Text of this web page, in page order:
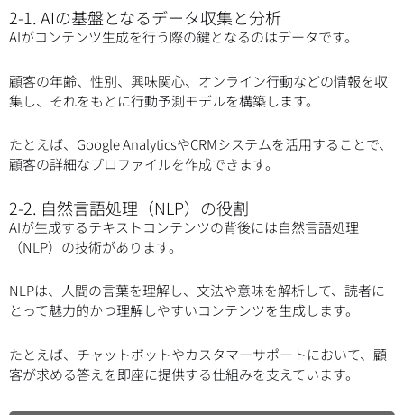
2-1. AIの基盤となるデータ収集と分析
AIがコンテンツ生成を行う際の鍵となるのはデータです。
顧客の年齢、性別、興味関心、オンライン行動などの情報を収
集し、それをもとに行動予測モデルを構築します。
たとえば、Google AnalyticsやCRMシステムを活用することで、
顧客の詳細なプロファイルを作成できます。
2-2. 自然言語処理（NLP）の役割
AIが生成するテキストコンテンツの背後には自然言語処理
（NLP）の技術があります。
NLPは、人間の言葉を理解し、文法や意味を解析して、読者に
とって魅力的かつ理解しやすいコンテンツを生成します。
たとえば、チャットボットやカスタマーサポートにおいて、顧
客が求める答えを即座に提供する仕組みを支えています。